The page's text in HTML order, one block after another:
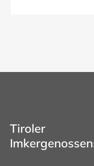
Tiroler